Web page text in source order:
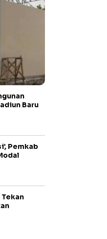
Baru
Pemkab